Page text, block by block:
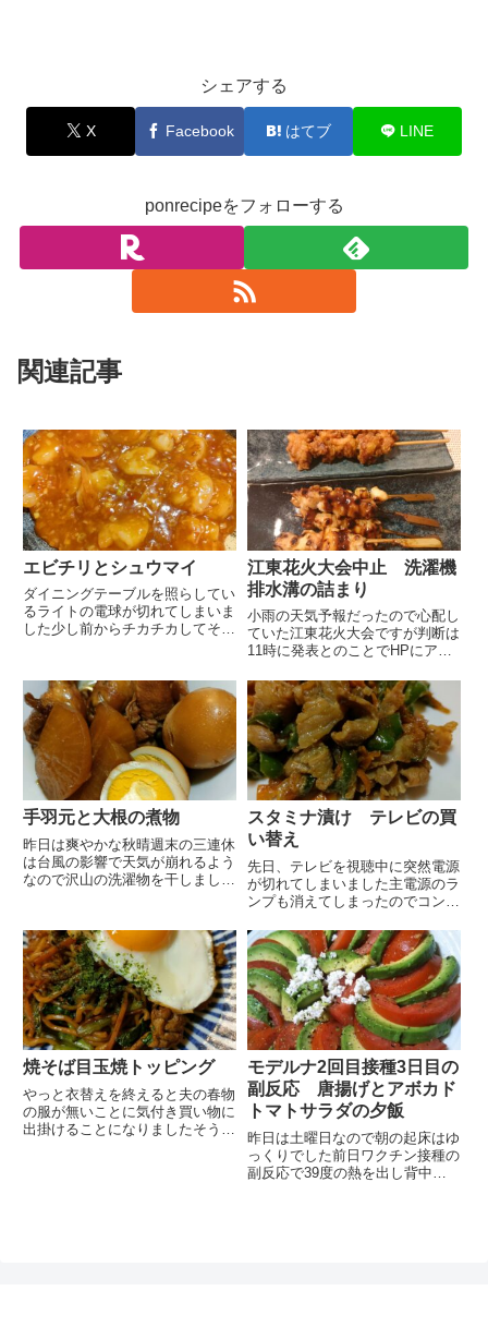
シェアする
X Facebook はてブ LINE
ponrecipeをフォローする
関連記事
エビチリとシュウマイ
ダイニングテーブルを照らしてい
るライトの電球が切れてしまいま
した少し前からチカチカしてそろ
最中に急に消えたので夫はびっく
りしていました今朝、電球を替え
ようと電球に書いてある品番を
見...
江東花火大会中止 洗濯機
排水溝の詰まり
小雨の天気予報だったので心配し
ていた江東花火大会ですが判断は
11時に発表とのことでHPにアク
時に発表になったと知りましたや
れそうですが微妙な空模様なので
決断も難しいのでしょう13時に
なりHPにアクセスするも繋...
手羽元と大根の煮物
昨日は爽やかな秋晴週末の三連休
は台風の影響で天気が崩れるよう
なので沢山の洗濯物を干しました
ダにはためく洗濯物は気持ちが良
いですが取り込む時の事を考える
とやや面倒洗濯後は自転車で銀
行...
スタミナ漬け テレビの買
い替え
先日、テレビを視聴中に突然電源
が切れてしまいました主電源のラ
ンプも消えてしまったのでコンセ
トを指し直すと無事につきました
その時は買い替えを決心しました
がいまだに何事もないので買い替
えの決心が揺らいでいるところ
で...
焼そば目玉焼トッピング
やっと衣替えを終えると夫の春物
の服が無いことに気付き買い物に
出掛けることになりましたそうい
モデルナ2回目接種3日目の
副反応 唐揚げとアボカド
トマトサラダの夕飯
昨日は土曜日なので朝の起床はゆ
っくりでした前日ワクチン接種の
副反応で39度の熱を出し背中の